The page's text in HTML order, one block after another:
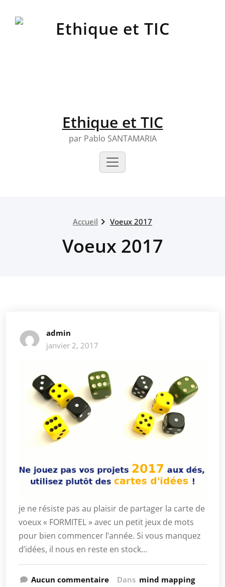
Ethique et TIC
par Pablo SANTAMARIA
Accueil Voeux 2017
Voeux 2017
admin
janvier 2, 2017
je ne résiste pas au plaisir de partager la carte de
voeux « FORMITEL » avec un petit jeux de mots
pour bien commencer l’année. Si vous manquez
d’idées, il nous en reste en stock…
Aucun commentaire Dans mind mapping